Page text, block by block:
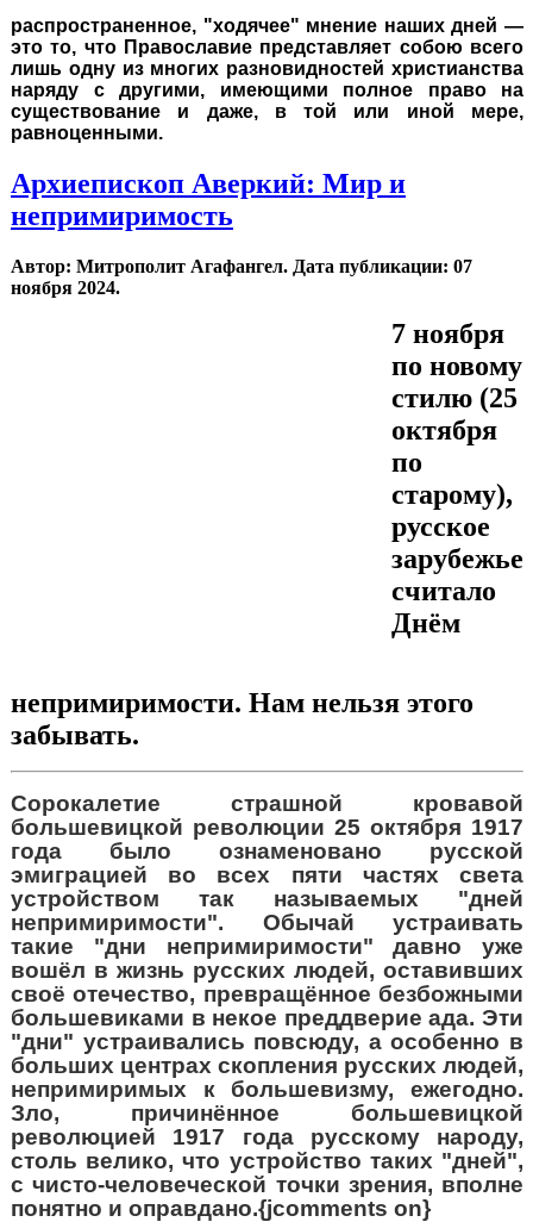
распространенное, "ходячее" мнение наших дней —
это то, что Православие представляет собою всего
лишь одну из многих разновидностей христианства
наряду с другими, имеющими полное право на
существование и даже, в той или иной мере,
равноценными.
Архиепископ Аверкий: Мир и
непримиримость
Автор: Митрополит Агафангел. Дата публикации: 07
ноября 2024.
7 ноября
по новому
стилю (25
октября
по
старому),
русское
зарубежье
считало
Днём
непримиримости. Нам нельзя этого
забывать.
Сорокалетие страшной кровавой
большевицкой революции 25 октября 1917
года было ознаменовано русской
эмиграцией во всех пяти частях света
устройством так называемых "дней
непримиримости". Обычай устраивать
такие "дни непримиримости" давно уже
вошёл в жизнь русских людей, оставивших
своё отечество, превращённое безбожными
большевиками в некое преддверие ада. Эти
"дни" устраивались повсюду, а особенно в
больших центрах скопления русских людей,
непримиримых к большевизму, ежегодно.
Зло, причинённое большевицкой
революцией 1917 года русскому народу,
столь велико, что устройство таких "дней",
с чисто-человеческой точки зрения, вполне
понятно и оправдано.{jcomments on}